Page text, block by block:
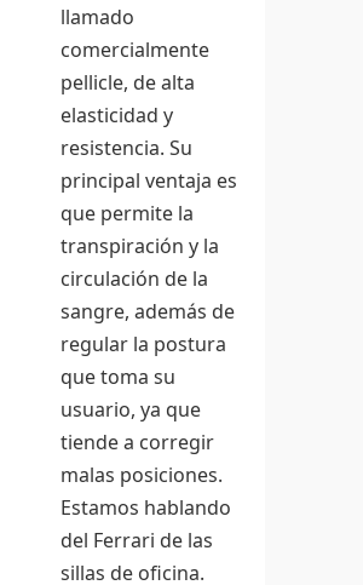
llamado
comercialmente
pellicle, de alta
elasticidad y
resistencia. Su
principal ventaja es
que permite la
transpiración y la
circulación de la
sangre, además de
regular la postura
que toma su
usuario, ya que
tiende a corregir
malas posiciones.
Estamos hablando
del Ferrari de las
sillas de oficina.